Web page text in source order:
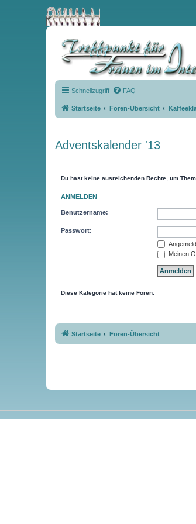
Schnellzugriff FAQ
Startseite Foren-Übersicht
Adventskalender '13
Du hast keine ausreichenden Rechte, um
ANMELDEN
Benutzername:
Passwort:
Meinen
Diese Kategorie hat keine Foren.
Startseite Foren-Übersicht